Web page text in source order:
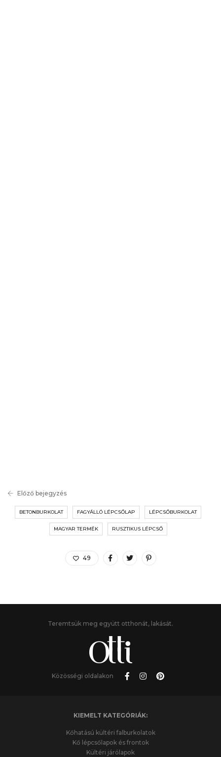
Előző bejegyzés
BETONBURKOLAT FAGYÁLLÓ LÉPCSŐLAP LÉPCSŐBURKOLAT
MAGYAR TERMÉK RUSZTIKUS LÉPCSŐ
49
Teremtsük meg együtt otthonát, lakását.
Közösségi oldalakon
KIEMELT KATEGÓRIÁK:
Kőhatású kültéri falburkolatok
Kő lépcsőlapok és frontok
Kültéri járólapok